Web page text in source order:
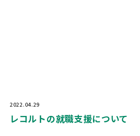
2022.04.29
レコルトの就職支援について